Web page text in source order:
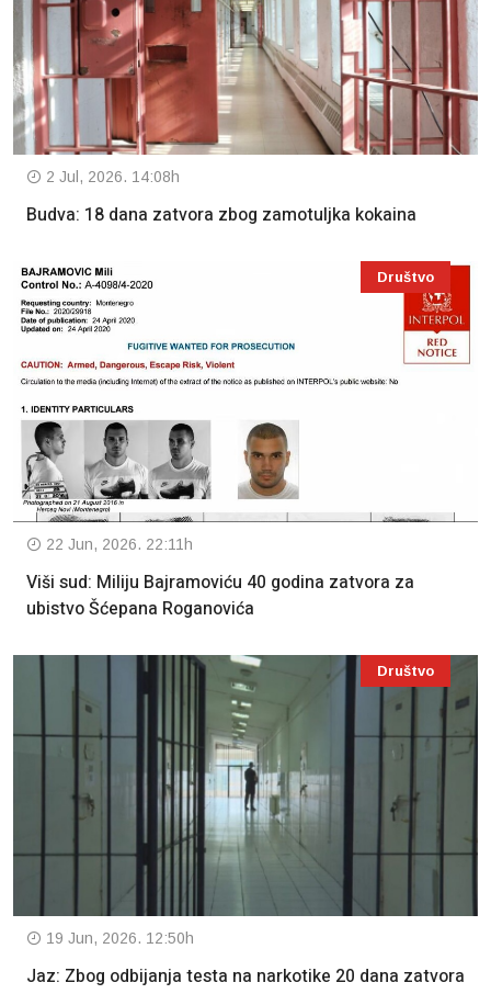
2 Jul, 2026. 14:08h
Budva: 18 dana zatvora zbog zamotuljka kokaina
Društvo
22 Jun, 2026. 22:11h
Viši sud: Miliju Bajramoviću 40 godina zatvora za
ubistvo Šćepana Roganovića
Društvo
19 Jun, 2026. 12:50h
Jaz: Zbog odbijanja testa na narkotike 20 dana zatvora